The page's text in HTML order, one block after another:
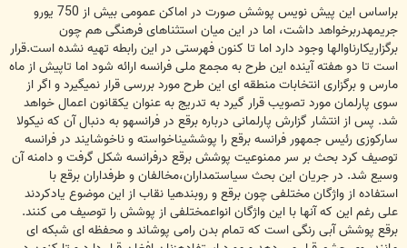
براساس این پیش نویس پوشش صورت در اماکن عمومی بیش از 750 یورو
جریمهدربرخواهد داشت، اما در این میان استثناهای فرهنگی هم چون
برگزاریکارناوالها وجود دارد اما تا کنون فهرستی در این رابطه تهیه نشده است.قرار
است تا دو هفته آینده این طرح به مجمع ملی فرانسه ارائه شود اما تاپیش از ماه
مارس و برگزاری انتخابات منطقه ای این طرح مورد بررسی قرار نمیگیرد و اگر از
سوی پارلمان مورد تصویب قرار گیرد به تدریج به عنوان یکقانون اعمال خواهد
شد. پس از انتشار گزارش پارلمانی درباره برقع در فرانسهو به دنبال آن که نیکولا
سارکوزی رئیس جمهور فرانسه برقع را پوششیناخواسته و ناخوشایند در فرانسه
توصیف کرد بحث بر سر ممنوعیت پوشش برقع درفرانسه شکل گرفت و دامنه آن
وسیع شد. در جریان این بحث سیاستمداران،مخالفان و طرفداران برقع با
استفاده از واژگان مختلفی چون برقع و روبندهیا نقاب از این موضوع یادکردند
علی رغم این که آنها با این واژگان انواعمختلفی از پوشش را توصیف می کنند.
برقع پوشش آبی رنگی است که تمام بدن رامی پوشاند و محفظه ای شبکه ای